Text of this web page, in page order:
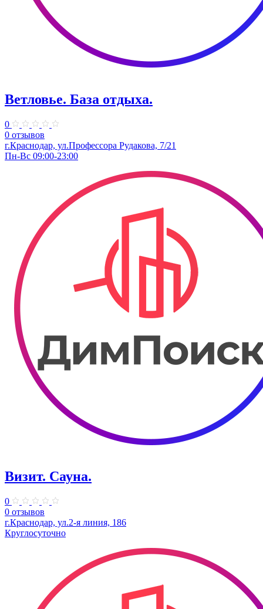
Ветловье. База отдыха.
0
0 отзывов
г.Краснодар, ул.Профессора Рудакова, 7/21
Пн-Вс 09:00-23:00
Визит. Сауна.
0
0 отзывов
г.Краснодар, ул.2-я линия, 186
Круглосуточно